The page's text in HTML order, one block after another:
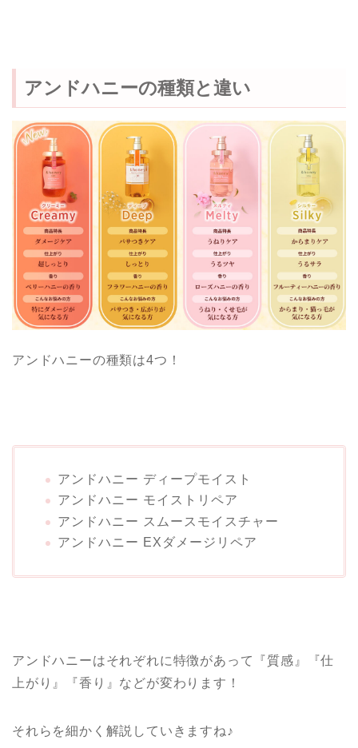
アンドハニーの種類と違い
アンドハニーの種類は4つ！
アンドハニー ディープモイスト
アンドハニー モイストリペア
アンドハニー スムースモイスチャー
アンドハニー EXダメージリペア
アンドハニーはそれぞれに特徴があって『質感』『仕
上がり』『香り』などが変わります！
それらを細かく解説していきますね♪